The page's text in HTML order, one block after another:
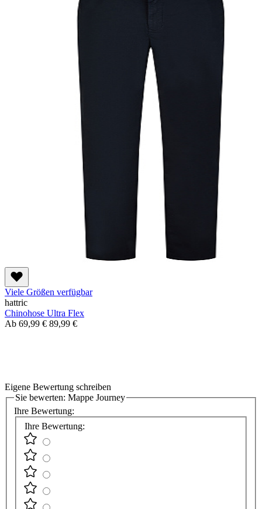
Viele Größen verfügbar
hattric
Chinohose Ultra Flex
Ab 69,99 € 89,99 €
Eigene Bewertung schreiben
Sie bewerten: Mappe Journey
Ihre Bewertung:
Ihre Bewertung: